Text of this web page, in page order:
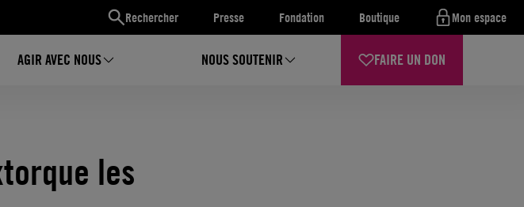
Rechercher Presse Fondation Boutique Mon espace
AGIR AVEC NOUS NOUS SOUTENIR FAIRE UN DON
les